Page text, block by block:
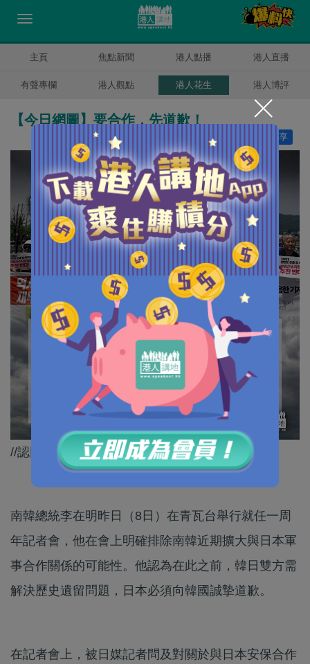
主頁 焦點新聞 港人點播 港人直播
有聲專欄 港人觀點 港人花生 港人博評
【今日網圖】要合作，先道歉！
分享
讚好
//認同李在明嘅講法請畀LIKE！//
南韓總統李在明昨日（8日）在青瓦台舉行就任一周
年記者會，他在會上明確排除南韓近期擴大與日本軍
事合作關係的可能性。他認為在此之前，韓日雙方需
解決歷史遺留問題，日本必須向韓國誠摯道歉。
在記者會上，被日媒記者問及對關於與日本安保合作